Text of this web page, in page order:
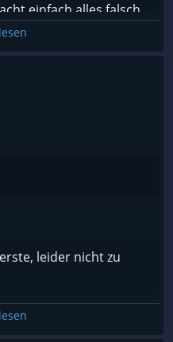
einfach alles falsch
gemacht hat.
Gameplay fühlt
die grafischen
2006 ein schlechter
von
leider nicht zu